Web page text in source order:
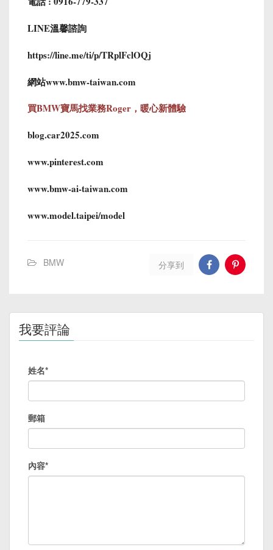
LINE溫馨諮詢
https://line.me/ti/p/TRplFclOQj
網站www.bmw-taiwan.com
買BMW寶馬找業務Roger，暖心新體驗
blog.car2025.com
www.pinterest.com
www.bmw-ai-taiwan.com
www.model.taipei/model
BMW 分享到
我要評論
姓名*
郵箱
內容*